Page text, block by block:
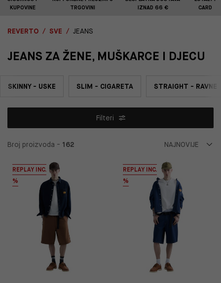
KUPOVINE
TRGOVINI
IZNAD 66 €
CARD
REVERTO SVE JEANS
JEANS ZA ŽENE, MUŠKARCE I DJECU
SKINNY - USKE SLIM - CIGARETA STRAIGHT - RAVNE
Filteri
Broj proizvoda - 162
REPLAY INC.
%
REPLAY INC.
%